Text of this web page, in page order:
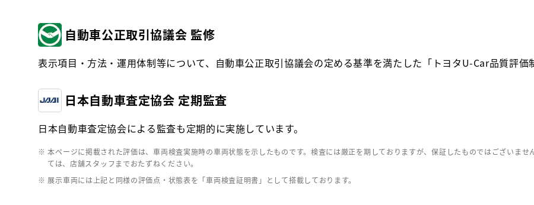
自動車公正取引協議会 監修
表示項目・方法・運用体制等について、自動車公正取引協議会の定める基準を満たした「トヨタU-Car品質評価
日本自動車査定協会 定期監査
日本自動車査定協会による監査も定期的に実施しています。
※ 本ページに掲載された評価は、車両検査実施時の車両状態を示したものです。検査には厳正を期しておりますが、保証したものではございま
ては、店舗スタッフまでおたずねください。
※ 展示車両には上記と同様の評価点・状態表を「車両検査証明書」として搭載しております。